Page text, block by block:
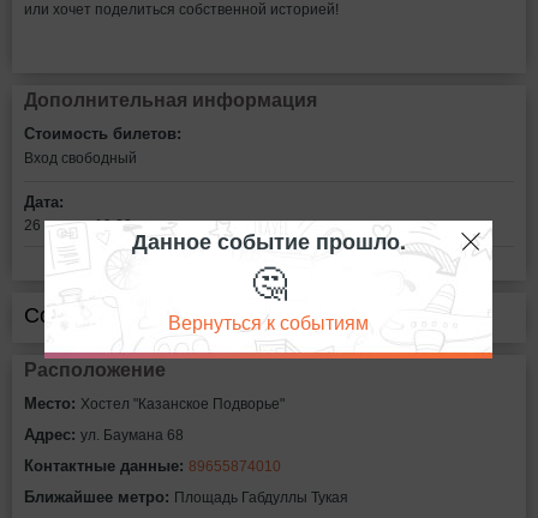
или хочет поделиться собственной историей!
Дополнительная информация
Стоимость билетов:
Вход свободный
Дата:
26 июня в 19:00
Сообщить об ошибке
Расположение
Место: Хостел "Казанское Подворье"
Адрес: ул. Баумана 68
Контактные данные: 89655874010
Ближайшее метро: Площадь Габдуллы Тукая
Данное событие прошло.
🤔
Вернуться к событиям